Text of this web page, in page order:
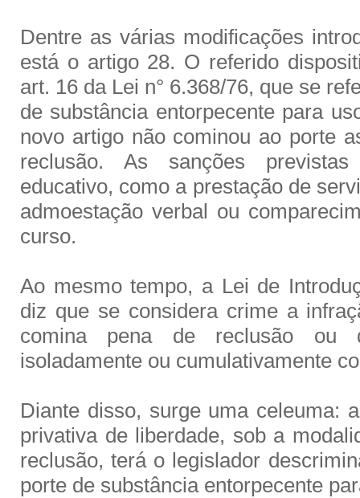
Dentre as várias modificações
está o artigo 28. O referido
art. 16 da Lei n° 6.368/76, que se
de substância entorpecente para
novo artigo não cominou ao porte
reclusão. As sanções
educativo, como a prestação de
admoestação verbal ou
curso.
Ao mesmo tempo, a Lei de
diz que se considera crime a
comina pena de reclusão ou
isoladamente ou cumulativamente
Diante disso, surge uma celeuma:
privativa de liberdade, sob a
reclusão, terá o legislador
porte de substância entorpecente